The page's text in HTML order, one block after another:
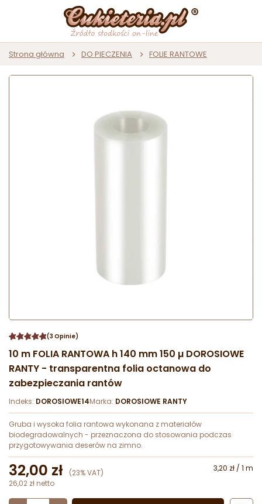
Strona główna DO PIECZENIA FOLIE RANTOWE
(3 Opinie)
10 m FOLIA RANTOWA h 140 mm 150 µ DOROSIOWE
RANTY - transparentna folia octanowa do
zabezpieczania rantów
Indeks: DOROSIOWE14Marka: DOROSIOWE RANTY
Gruba i wysoka folia rantowa wykonana z materiałów
biodegradowalnych - przeznaczona do stosowania podczas
przygotowywania deserów na zimno.
32,00 zł (23% VAT)
3,20 zł / 1 m
26,02 zł netto